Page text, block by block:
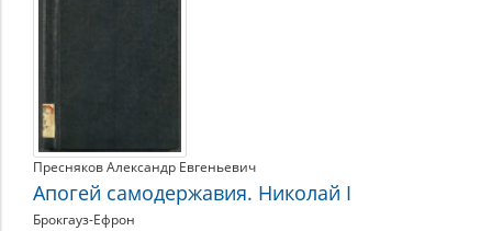
Пресняков Александр Евгеньевич
Апогей самодержавия. Николай I
Брокгауз-Ефрон